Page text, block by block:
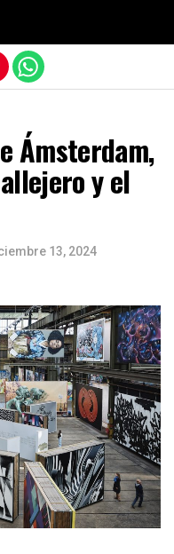
Ámsterdam,
y el
13, 2024
móvil